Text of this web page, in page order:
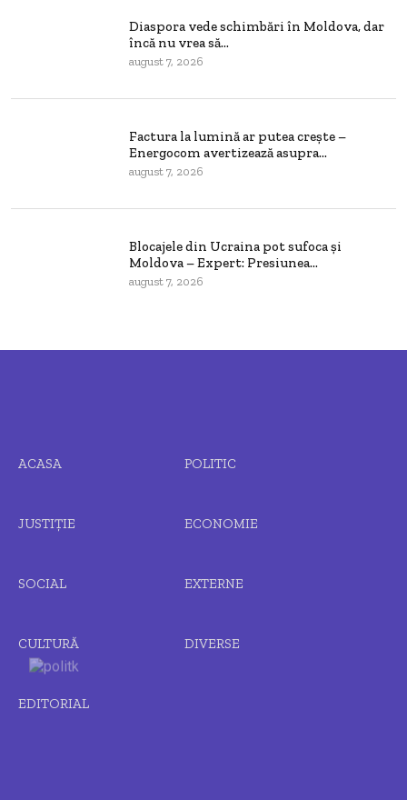
Diaspora vede schimbări în Moldova, dar
încă nu vrea să...
august 7, 2026
Factura la lumină ar putea crește –
Energocom avertizează asupra...
august 7, 2026
Blocajele din Ucraina pot sufoca și
Moldova – Expert: Presiunea...
august 7, 2026
ACASA POLITIC
JUSTIȚIE ECONOMIE
SOCIAL EXTERNE
CULTURĂ DIVERSE
EDITORIAL